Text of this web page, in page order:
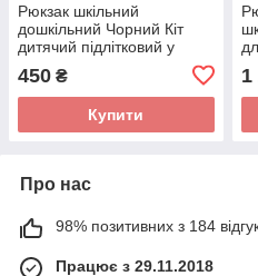
Рюкзак шкільний
дошкільний Чорний Кіт
дитячий підлітковий у
корейському стилі аніме
29х20х9 см
450 ₴
Купити
1
Про нас
98% позитивних з 184
Працює з 29.11.2018